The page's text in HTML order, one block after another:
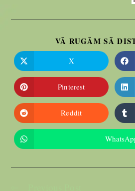
VĂ RUGĂM SĂ
X
Pinterest
Reddit